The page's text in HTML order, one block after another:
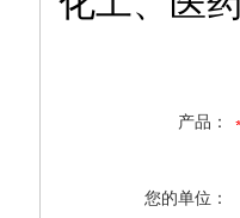
产品：
您的单位：